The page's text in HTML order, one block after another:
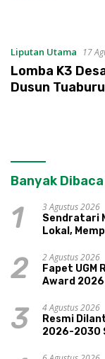
Liputan Utama 17
Lomba K3
Dusun
Banyak Dibaca
1
3 Agustus 2026
Sendratari
Lokal,
2
2 Agustus 2026
Fapet UGM
Award 2026
3
4 Agustus 2026
Resmi
2026-2030